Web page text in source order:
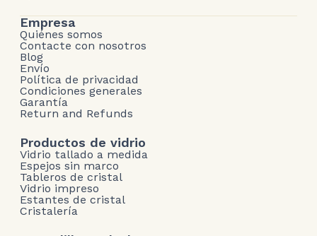
Empresa
Quiénes somos
Contacte con nosotros
Blog
Envío
Política de privacidad
Condiciones generales
Garantía
Return and Refunds
Productos de vidrio
Vidrio tallado a medida
Espejos sin marco
Tableros de cristal
Vidrio impreso
Estantes de cristal
Cristalería